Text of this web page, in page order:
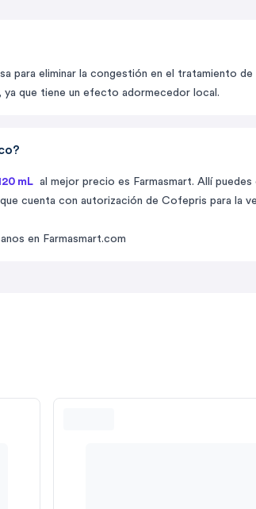
para eliminar la congestión en el tratamiento
ya que tiene un efecto adormecedor local.
mL al mejor precio es Farmasmart. Allí
cuenta con autorización de Cofepris para la
en Farmasmart.com